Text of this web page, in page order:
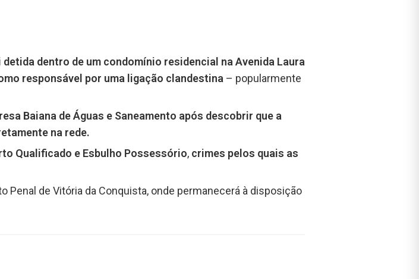
detida dentro de um condomínio residencial na Avenida Laura
responsável por uma ligação clandestina – popularmente
Baiana de Águas e Saneamento após descobrir que a
na rede.
Qualificado e Esbulho Possessório, crimes pelos quais as
Penal de Vitória da Conquista, onde permanecerá à disposição